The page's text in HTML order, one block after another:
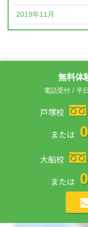
2019年11月
無料体
電話受付 / 平
戸塚校
または
大船校
または